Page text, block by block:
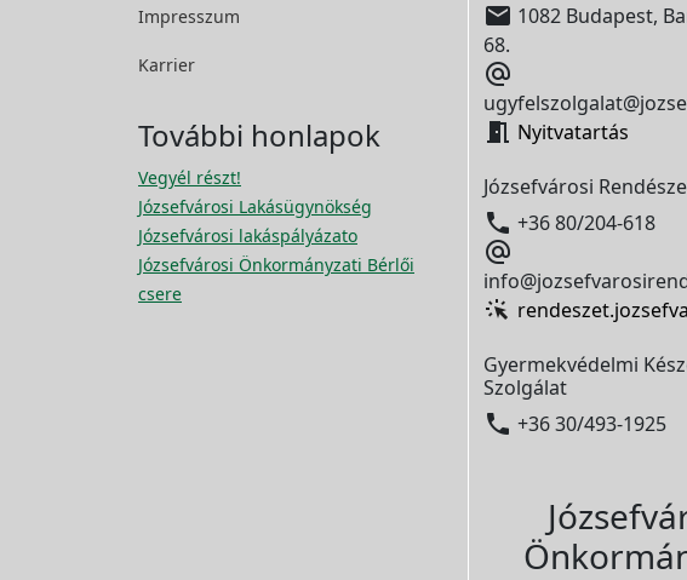
Impresszum
Karrier
További honlapok
Vegyél részt!
Józsefvárosi Lakásügynökség
Józsefvárosi lakáspályázato
Józsefvárosi Önkormányzati Bérlői
csere
 1082 Budapest,
68.

 Nyitvatartás
Józsefvárosi
 +36 80/204-618

Gyermekvédelmi
Szolgálat
 +36 30/493-1925